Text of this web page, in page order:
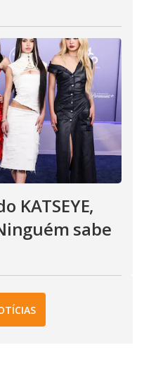
KATSEYE,
sabe